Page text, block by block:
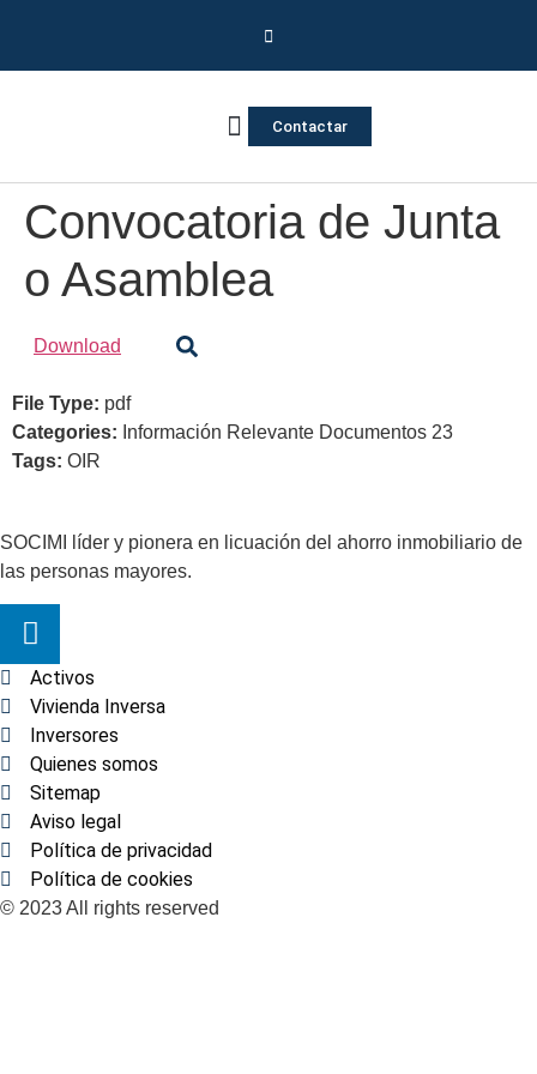
Contactar
Convocatoria de Junta
o Asamblea
Download
File Type: pdf
Categories: Información Relevante Documentos 23
Tags: OIR
SOCIMI líder y pionera en licuación del ahorro inmobiliario de
las personas mayores.
Activos
Vivienda Inversa
Inversores
Quienes somos
Sitemap
Aviso legal
Política de privacidad
Política de cookies
© 2023 All rights reserved​